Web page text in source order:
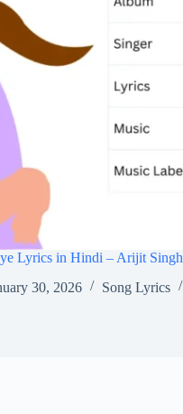
Lyrics in Hindi – Arijit Singh
30, 2026
Song Lyrics